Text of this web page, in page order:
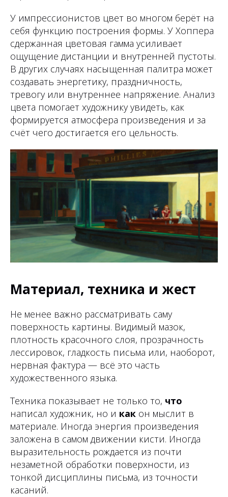
У импрессионистов цвет во многом берёт на
себя функцию построения формы. У Хоппера
сдержанная цветовая гамма усиливает
ощущение дистанции и внутренней пустоты.
В других случаях насыщенная палитра может
создавать энергетику, праздничность,
тревогу или внутреннее напряжение. Анализ
цвета помогает художнику увидеть, как
формируется атмосфера произведения и за
счёт чего достигается его цельность.
Материал, техника и жест
Не менее важно рассматривать саму
поверхность картины. Видимый мазок,
плотность красочного слоя, прозрачность
лессировок, гладкость письма или, наоборот,
нервная фактура — всё это часть
художественного языка.
Техника показывает не только то, что
написал художник, но и как он мыслит в
материале. Иногда энергия произведения
заложена в самом движении кисти. Иногда
выразительность рождается из почти
незаметной обработки поверхности, из
тонкой дисциплины письма, из точности
касаний.